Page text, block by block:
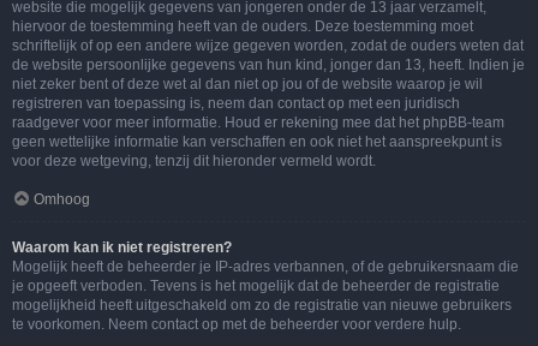
website die mogelijk gegevens van jongeren onder de 13 jaar verzamelt,
hiervoor de toestemming heeft van de ouders. Deze toestemming moet
schriftelijk of op een andere wijze gegeven worden, zodat de ouders weten dat
de website persoonlijke gegevens van hun kind, jonger dan 13, heeft. Indien je
niet zeker bent of deze wet al dan niet op jou of de website waarop je wil
registreren van toepassing is, neem dan contact op met een juridisch
raadgever voor meer informatie. Houd er rekening mee dat het phpBB-team
geen wettelijke informatie kan verschaffen en ook niet het aanspreekpunt is
voor deze wetgeving, tenzij dit hieronder vermeld wordt.
Omhoog
Waarom kan ik niet registreren?
Mogelijk heeft de beheerder je IP-adres verbannen, of de gebruikersnaam die
je opgeeft verboden. Tevens is het mogelijk dat de beheerder de registratie
mogelijkheid heeft uitgeschakeld om zo de registratie van nieuwe gebruikers
te voorkomen. Neem contact op met de beheerder voor verdere hulp.